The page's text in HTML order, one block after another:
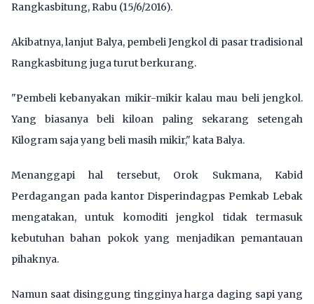
Rangkasbitung, Rabu (15/6/2016).
Akibatnya, lanjut Balya, pembeli Jengkol di pasar tradisional
Rangkasbitung juga turut berkurang.
"Pembeli kebanyakan mikir-mikir kalau mau beli jengkol.
Yang biasanya beli kiloan paling sekarang setengah
Kilogram saja yang beli masih mikir," kata Balya.
Menanggapi hal tersebut, Orok Sukmana, Kabid
Perdagangan pada kantor Disperindagpas Pemkab Lebak
mengatakan, untuk komoditi jengkol tidak termasuk
kebutuhan bahan pokok yang menjadikan pemantauan
pihaknya.
Namun saat disinggung tingginya harga daging sapi yang